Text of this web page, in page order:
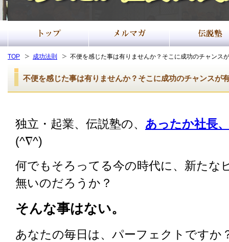
TOP 成功法則 不便を感じた事は有りませんか？そこに成功のチャンス
不便を感じた事は有りませんか？そこに成功のチャンスが
独立・起業、伝説塾の、 あったか社長
(^∇^)
何でもそろってる今の時代に、新たな
無いのだろうか？
そんな事はない。
あなたの毎日は、パーフェクトですか